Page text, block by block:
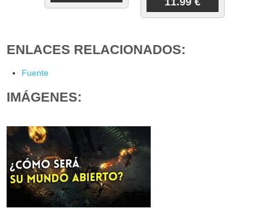
ENLACES RELACIONADOS:
Fuente
IMÁGENES: